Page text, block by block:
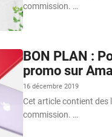
commission. …
BON PLAN :
promo sur
16 décembre 2019
Cet article contient des
commission. …